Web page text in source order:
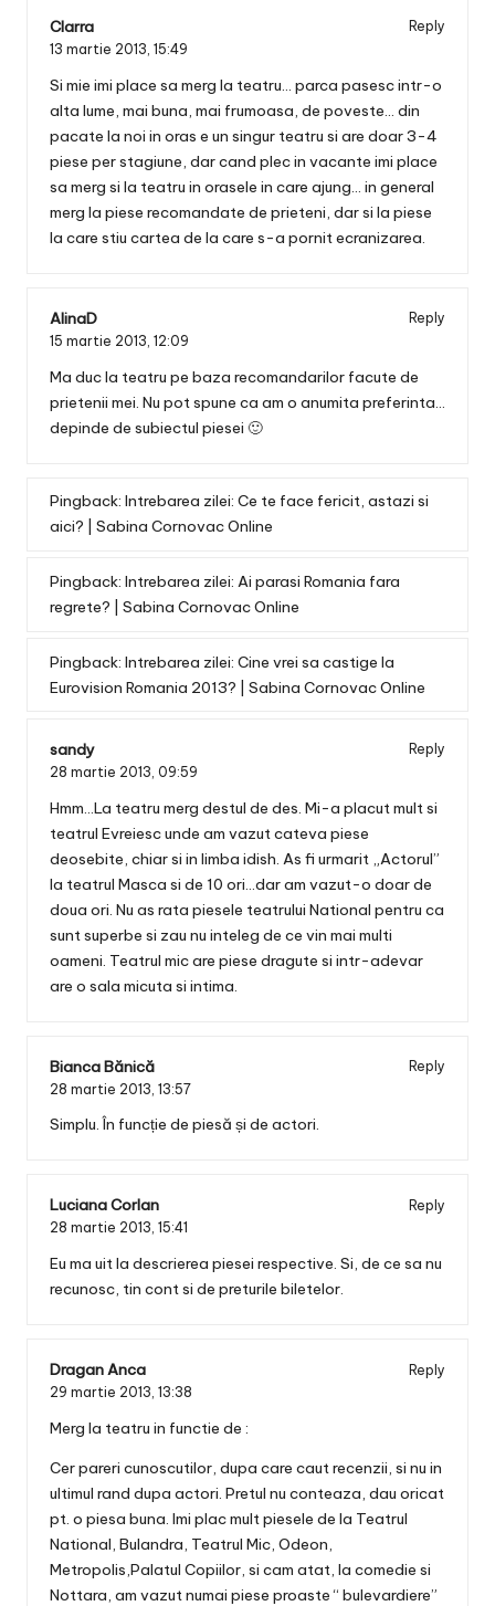
Clarra
Reply
13 martie 2013, 15:49
Si mie imi place sa merg la teatru… parca pasesc intr-o
alta lume, mai buna, mai frumoasa, de poveste… din
pacate la noi in oras e un singur teatru si are doar 3-4
piese per stagiune, dar cand plec in vacante imi place
sa merg si la teatru in orasele in care ajung… in general
merg la piese recomandate de prieteni, dar si la piese
la care stiu cartea de la care s-a pornit ecranizarea.
AlinaD
Reply
15 martie 2013, 12:09
Ma duc la teatru pe baza recomandarilor facute de
prietenii mei. Nu pot spune ca am o anumita preferinta…
depinde de subiectul piesei 🙂
Pingback: Intrebarea zilei: Ce te face fericit, astazi si
aici? | Sabina Cornovac Online
Pingback: Intrebarea zilei: Ai parasi Romania fara
regrete? | Sabina Cornovac Online
Pingback: Intrebarea zilei: Cine vrei sa castige la
Eurovision Romania 2013? | Sabina Cornovac Online
sandy
Reply
28 martie 2013, 09:59
Hmm…La teatru merg destul de des. Mi-a placut mult si
teatrul Evreiesc unde am vazut cateva piese
deosebite, chiar si in limba idish. As fi urmarit „Actorul”
la teatrul Masca si de 10 ori…dar am vazut-o doar de
doua ori. Nu as rata piesele teatrului National pentru ca
sunt superbe si zau nu inteleg de ce vin mai multi
oameni. Teatrul mic are piese dragute si intr-adevar
are o sala micuta si intima.
Bianca Bănică
Reply
28 martie 2013, 13:57
Simplu. În funcție de piesă și de actori.
Luciana Corlan
Reply
28 martie 2013, 15:41
Eu ma uit la descrierea piesei respective. Si, de ce sa nu
recunosc, tin cont si de preturile biletelor.
Dragan Anca
Reply
29 martie 2013, 13:38
Merg la teatru in functie de :
Cer pareri cunoscutilor, dupa care caut recenzii, si nu in
ultimul rand dupa actori. Pretul nu conteaza, dau oricat
pt. o piesa buna. Imi plac mult piesele de la Teatrul
National, Bulandra, Teatrul Mic, Odeon,
Metropolis,Palatul Copiilor, si cam atat, la comedie si
Nottara, am vazut numai piese proaste “ bulevardiere”